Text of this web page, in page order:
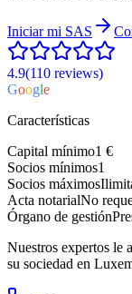
Iniciar mi SAS
4.9(110 reviews)
Google
Características
Capital mínimo1 €
Socios mínimos1
Socios máximos
Acta notarialNo
Órgano de gestión
Nuestros expertos le
su sociedad en